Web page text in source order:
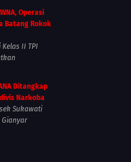
Operasi
Batang Rokok
Kelas II TPI
Ditangkap
Narkoba
Sukawati
Gianyar